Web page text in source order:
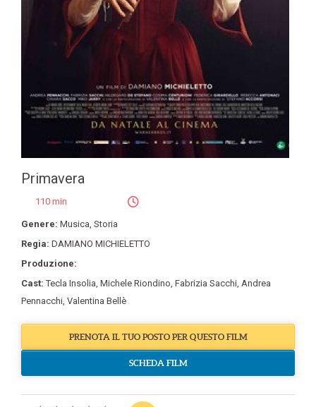
Primavera
110 min
Genere: Musica Storia
Regia: DAMIANO MICHIELETTO
Produzione:
Cast:Tecla Insolia Michele Riondino Fabrizia Sacchi Andrea
Pennacchi Valentina Bellè
PRENOTA IL TUO POSTO PER QUESTO FILM
SCHEDA FILM